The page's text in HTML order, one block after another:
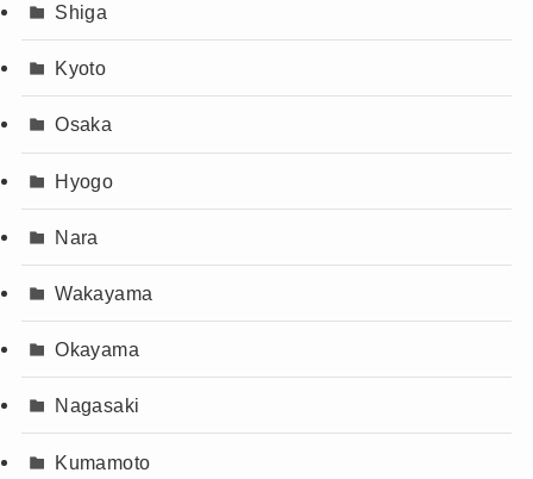
Shiga
Kyoto
Osaka
Hyogo
Nara
Wakayama
Okayama
Nagasaki
Kumamoto